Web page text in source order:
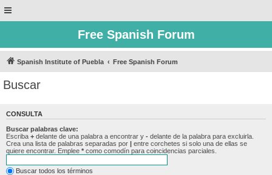
Free Spanish Forum
Spanish Institute of Puebla Free Spanish Forum
Buscar
CONSULTA
Buscar palabras clave:
Escriba + delante de una palabra a encontrar y - delante de la palabra para excluirla.
Crea una lista de palabras separadas por | entre corchetes si solo una de ellas se
quiere encontrar. Emplee * como comodín para coincidencias parciales.
Buscar todos los términos